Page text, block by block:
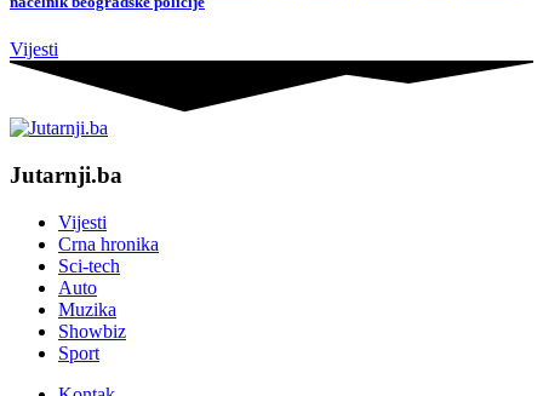
Vijesti
Jutarnji.ba
Vijesti
Crna hronika
Sci-tech
Auto
Muzika
Showbiz
Sport